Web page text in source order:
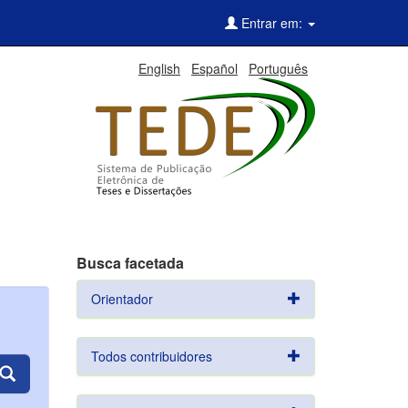
Entrar em:
English Español Português
Busca facetada
Orientador
Todos contribuidores